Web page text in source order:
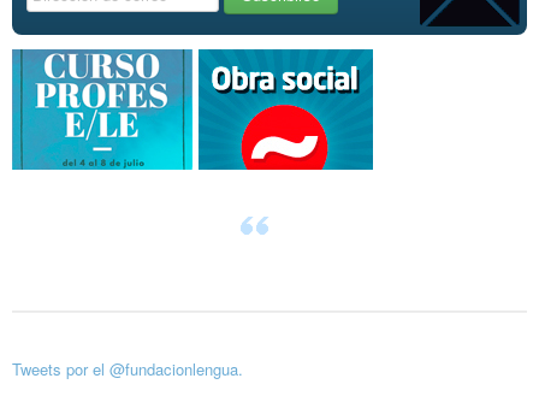
Tweets por el @fundacionlengua.